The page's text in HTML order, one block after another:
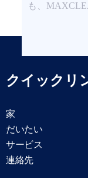
も、
クイックリ
家
だいたい
サービス
連絡先